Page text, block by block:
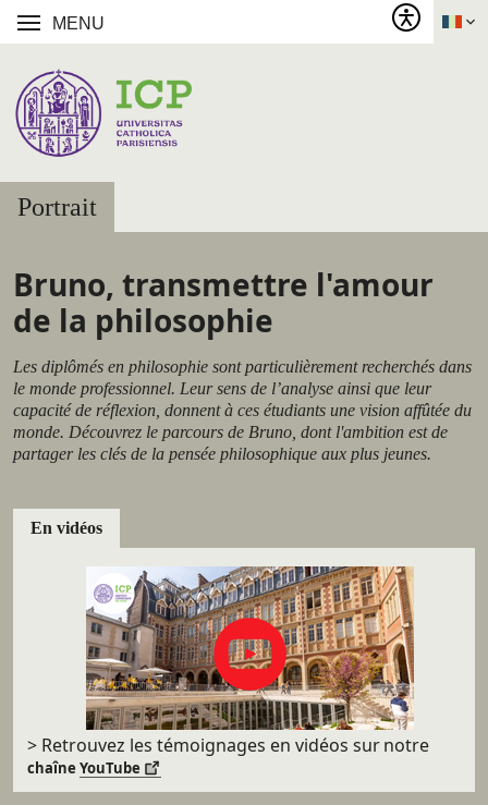
MENU
Portrait
Bruno, transmettre l'amour
de la philosophie
Les diplômés en philosophie sont particulièrement recherchés dans
le monde professionnel. Leur sens de l’analyse ainsi que leur
capacité de réflexion, donnent à ces étudiants une vision affûtée du
monde. Découvrez le parcours de Bruno, dont l'ambition est de
partager les clés de la pensée philosophique aux plus jeunes.
En vidéos
> Retrouvez les témoignages en vidéos surnotre
chaîne YouTube